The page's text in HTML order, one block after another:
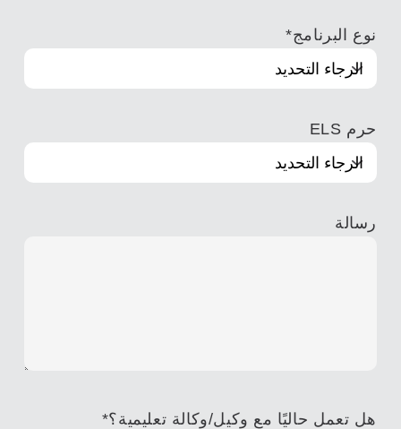
نوع البرنامج*
حرم ELS
رسالة
هل تعمل حاليًا مع وكيل/وكالة تعليمية؟*